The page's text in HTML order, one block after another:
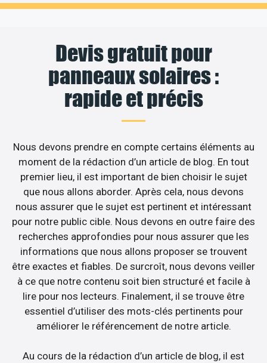
Devis gratuit pour
panneaux solaires :
rapide et précis
Nous devons prendre en compte certains éléments au
moment de la rédaction d’un article de blog. En tout
premier lieu, il est important de bien choisir le sujet
que nous allons aborder. Après cela, nous devons
nous assurer que le sujet est pertinent et intéressant
pour notre public cible. Nous devons en outre faire des
recherches approfondies pour nous assurer que les
informations que nous allons proposer se trouvent
être exactes et fiables. De surcroît, nous devons veiller
à ce que notre contenu soit bien structuré et facile à
lire pour nos lecteurs. Finalement, il se trouve être
essentiel d’utiliser des mots-clés pertinents pour
améliorer le référencement de notre article.
Au cours de la rédaction d’un article de blog, il est